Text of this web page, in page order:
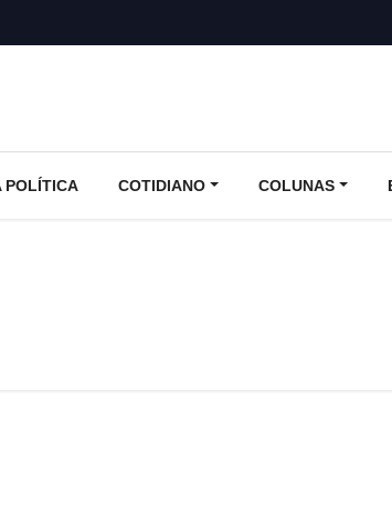
POLÍTICA COTIDIANO COLUNAS